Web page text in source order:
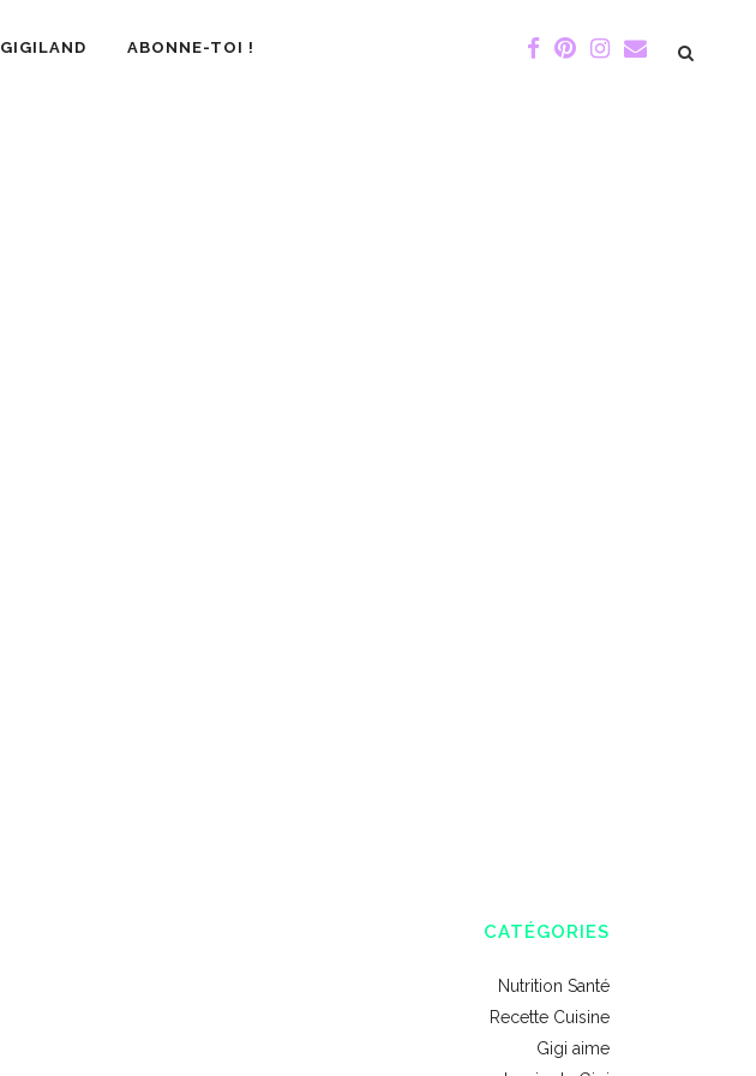
GIGILAND ABONNE-TOI !
CATÉGORIES
Nutrition Santé
Recette Cuisine
Gigi aime